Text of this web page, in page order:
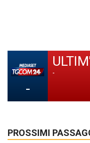
-
-
PROSSIMI